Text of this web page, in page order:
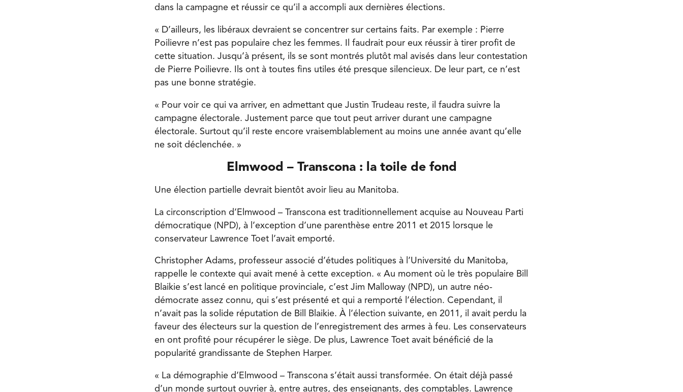
dans la campagne et réussir ce qu’il a accompli aux dernières élections.
« D’ailleurs, les libéraux devraient se concentrer sur certains faits. Par exemple : Pierre
Poilievre n’est pas populaire chez les femmes. Il faudrait pour eux réussir à tirer profit de
cette situation. Jusqu’à présent, ils se sont montrés plutôt mal avisés dans leur contestation
de Pierre Poilievre. Ils ont à toutes fins utiles été presque silencieux. De leur part, ce n’est
pas une bonne stratégie.
« Pour voir ce qui va arriver, en admettant que Justin Trudeau reste, il faudra suivre la
campagne électorale. Justement parce que tout peut arriver durant une campagne
électorale. Surtout qu’il reste encore vraisemblablement au moins une année avant qu’elle
ne soit déclenchée. »
Elmwood – Transcona : la toile de fond
Une élection partielle devrait bientôt avoir lieu au Manitoba.
La circonscription d’Elmwood – Transcona est traditionnellement acquise au Nouveau Parti
démocratique (NPD), à l’exception d’une parenthèse entre 2011 et 2015 lorsque le
conservateur Lawrence Toet l’avait emporté.
Christopher Adams, professeur associé d’études politiques à l’Université du Manitoba,
rappelle le contexte qui avait mené à cette exception. « Au moment où le très populaire Bill
Blaikie s’est lancé en politique provinciale, c’est Jim Malloway (NPD), un autre néo-
démocrate assez connu, qui s’est présenté et qui a remporté l’élection. Cependant, il
n’avait pas la solide réputation de Bill Blaikie. À l’élection suivante, en 2011, il avait perdu la
faveur des électeurs sur la question de l’enregistrement des armes à feu. Les conservateurs
en ont profité pour récupérer le siège. De plus, Lawrence Toet avait bénéficié de la
popularité grandissante de Stephen Harper.
« La démographie d’Elmwood – Transcona s’était aussi transformée. On était déjà passé
d’un monde surtout ouvrier à, entre autres, des enseignants, des comptables. Lawrence